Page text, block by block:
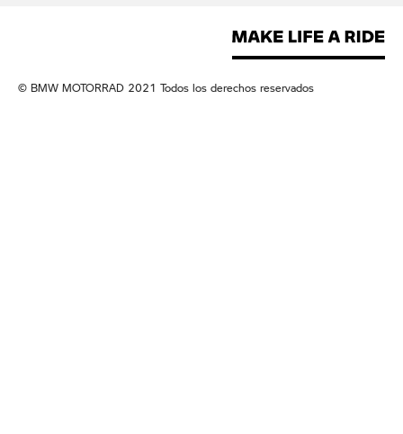
© BMW MOTORRAD 2021 Todos los derechos reservados